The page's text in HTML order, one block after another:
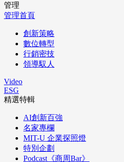
管理
管理首頁
創新策略
數位轉型
行銷密技
領導馭人
Video
ESG
精選特輯
AI創新百強
名家專欄
MIT-U 企業探照燈
特別企劃
Podcast《商周Bar》